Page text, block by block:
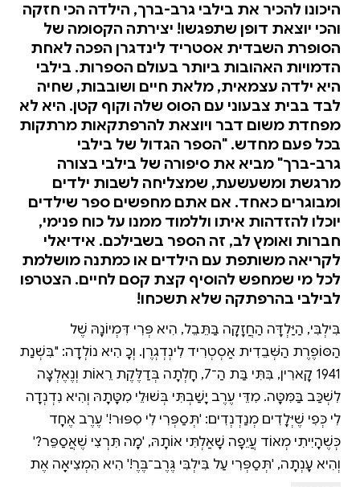
היכונו להכיר את בילבי גרב-ברך, הילדה הכי חזקה
והכי יוצאת דופן שתפגשו! יצירתה הקסומה של
הסופרת השבדית אסטריד לינדגרן הפכה לאחת
הדמויות האהובות ביותר בעולם הספרות. בילבי
היא ילדה עצמאית, מלאת חיים ושובבות, שחיה
לבד בבית צבעוני עם הסוס שלה וקוף קטן. היא לא
מפחדת משום דבר ויוצאת להרפתקאות מרתקות
בכל פעם מחדש. "הספר הגדול של בילבי
גרב-ברך" מביא את סיפורה של בילבי בצורה
מרגשת ומשעשעת, שמצליחה לשבות ילדים
ומבוגרים כאחד. אם אתם מחפשים ספר שילדים
יוכלו להזדהות איתו וללמוד ממנו על כוח פנימי,
חברות ואומץ לב, זה הספר בשבילכם. אידיאלי
לקריאה משותפת עם הילדים או כמתנה מושלמת
לכל מי שמחפש להוסיף קצת קסם לחיים. הצטרפו
לבילבי בהרפתקה שלא תשכחו!
בִּילְבִּי, הַיַּלְדָּה הַחֲזָקָה בַּתֵּבֵל, הִיא פְּרִי דִּמְיוֹנָהּ שֶׁל
הַסּוֹפֶרֶת הַשְּׁבֵדִית אַסְטְרִיד לִינְדְגְרֶן. וְכָךְ הִיא נוֹלְדָה: "בִּשְׁנַת
1941 קָארִין, בִּתִּי בַּת הַ־7, חָלְתָה בְּדַלֶּקֶת רֵאוֹת וְנֶאֶלְצָה
לִשְׁכַּב בַּמִּטָּה. מִדֵּי עֶרֶב יָשַׁבְתִּי בְּשׁוּלֵי מִטָּתָהּ וְהִיא נִדְנְדָה
לִי כְּפִי שֶׁיְּלָדִים מְנַדְנְדִים: 'תְּסַפְּרִי לִי סִפּוּר!' עֶרֶב אֶחָד
כְּשֶׁהָיִיתִי מְאוֹד עֲיֵפָה שָׁאַלְתִּי אוֹתָהּ, 'מָה תִּרְצִי שֶׁאֲסַפֵּר?'
וְהִיא עָנְתָה, 'תְּסַפְּרִי עַל בִּילְבִּי גֶּרֶב־בֶּרֶךְ!' הִיא הִמְצִיאָה אֶת